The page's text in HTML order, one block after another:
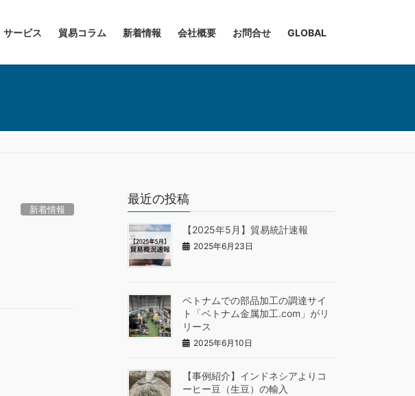
サービス 貿易コラム 新着情報 会社概要 お問合せ GLOBAL
新着情報
最近の投稿
【2025年5月】貿易統計速報
2025年6月23日
ベトナムでの部品加工の調達サイ
ト「ベトナム金属加工.com」がリ
リース
2025年6月10日
【事例紹介】インドネシアよりコ
ーヒー豆（生豆）の輸入